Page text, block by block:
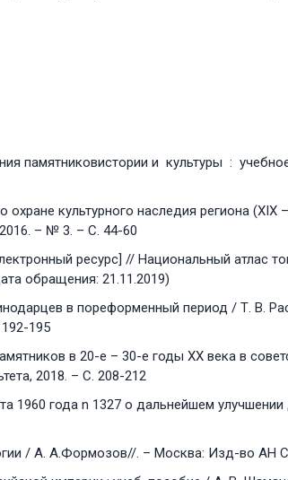
памятниковистории и культуры :
культурного наследия региона (ХIХ
– № 3. – С. 44-60
ресурс] // Национальный атлас
обращения: 21.11.2019)
в пореформенный период / Т. В.
195
в 20-е – 30-е годы XX века в
2018. – С. 208-212
1960 года n 1327 о дальнейшем
/ А. А.Формозов//. – Москва: Изд-во АН